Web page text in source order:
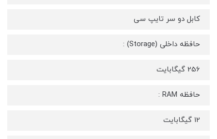
کابل دو سر تایپ سی
حافظه داخلی (Storage) :
256 گیگابایت
حافظه RAM :
12 گیگابایت